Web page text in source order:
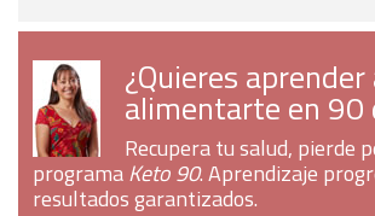
¿Quieres aprender
alimentarte en 90
Recupera tu salud, pierde
programaKeto 90. Aprendizaje
resultados garantizados.